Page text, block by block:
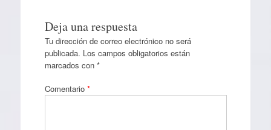
Deja una respuesta
Tu dirección de correo electrónico no será
publicada. Los campos obligatorios están
marcados con *
Comentario *